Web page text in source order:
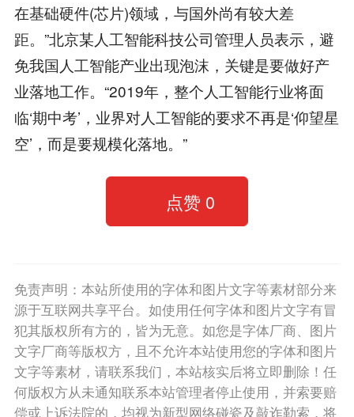
在基础硬件(芯片)领域，与国外尚有较大差
距。”北京某人工智能科技公司管理人员表示，避
免我国人工智能产业出现泡沫，关键是要做好产
业落地工作。“2019年，整个人工智能行业将面
临‘期中考’，业界对人工智能的要求不再是‘仰望星
空’，而是要规模化落地。”
点赞 0
免责声明：本站所使用的字体和图片文字等素材部分来
源于互联网共享平台。如使用任何字体和图片文字有冒
犯其版权所有方的，皆为无意。如您是字体厂商、图片
文字厂商等版权方，且不允许本站使用您的字体和图片
文字等素材，请联系我们，本站核实后将立即删除！任
何版权方从未通知联系本站管理者停止使用，并索要赔
偿或上诉法院的，均视为新型网络碰瓷及敲诈勒索，将